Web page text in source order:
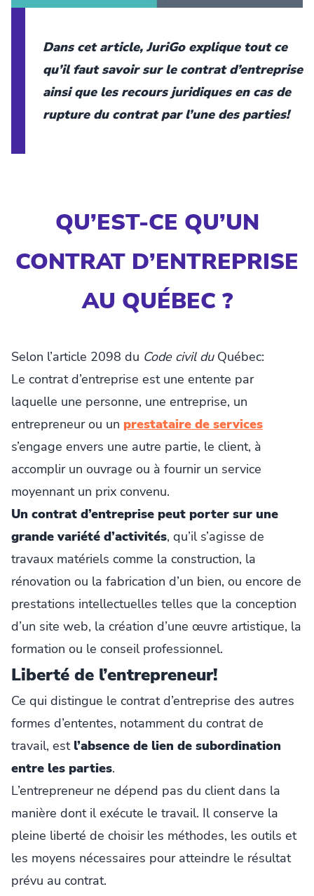
Dans cet article, JuriGo explique tout ce
qu’il faut savoir sur le contrat d’entreprise
ainsi que les recours juridiques en cas de
rupture du contrat par l’une des parties!
QU’EST-CE QU’UN
CONTRAT D’ENTREPRISE
AU QUÉBEC ?
Selon l’article 2098 du Code civil duQuébec:
Le contrat d’entreprise est une entente par
laquelle une personne, une entreprise, un
entrepreneur ou un prestataire de services
s’engage envers une autre partie, le client, à
accomplir un ouvrage ou à fournir un service
moyennant un prix convenu.
Un contrat d’entreprise peut porter sur une
grande variété d’activités, qu’il s’agisse de
travaux matériels comme la construction, la
rénovation ou la fabrication d’un bien, ou encore de
prestations intellectuelles telles que la conception
d’un site web, la création d’une œuvre artistique, la
formation ou le conseil professionnel.
Liberté de l’entrepreneur!
Ce qui distingue le contrat d’entreprise des autres
formes d’ententes, notamment du contrat de
travail, est l’absence de lien de subordination
entre les parties.
L’entrepreneur ne dépend pas du client dans la
manière dont il exécute le travail. Il conserve la
pleine liberté de choisir les méthodes, les outils et
les moyens nécessaires pour atteindre le résultat
prévu au contrat.